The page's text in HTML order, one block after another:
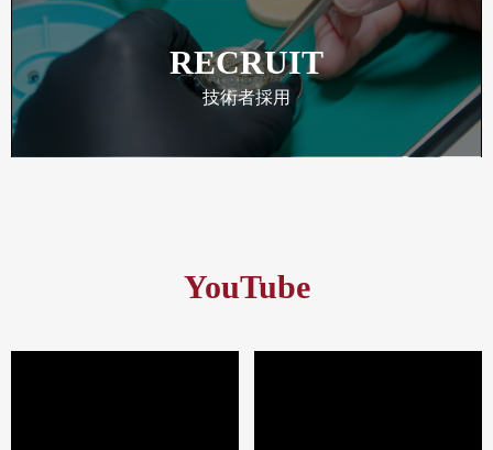
RECRUIT
技術者採用
YouTube